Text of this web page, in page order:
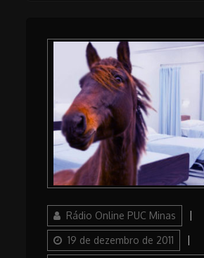
AuthorRádio Online PUC Minas
19 de dezembro de 2011